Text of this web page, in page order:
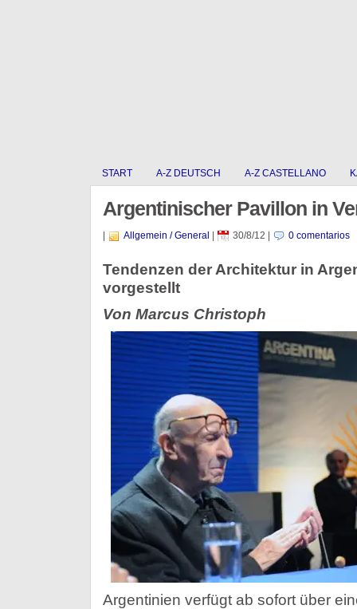
START A-Z DEUTSCH A-Z CASTELLANO
Argentinischer Pavillon in
Allgemein / General 30/8/12 0 comentarios
Tendenzen der Architektur in
vorgestellt
Von Marcus Christoph
Argentinien verfügt ab sofort über